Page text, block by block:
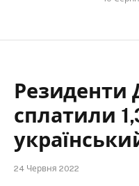
Резиденти
сплатили
24 Червня 2022